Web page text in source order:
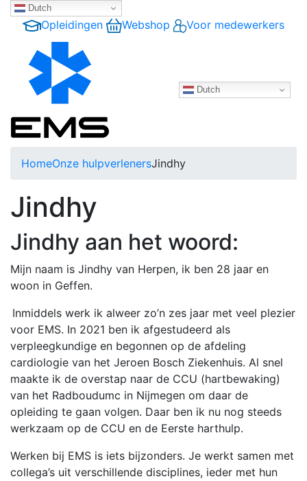
Dutch
Opleidingen Webshop Voor medewerkers
Dutch
HomeOnze hulpverlenersJindhy
Jindhy
Jindhy aan het woord:
Mijn naam is Jindhy van Herpen, ik ben 28 jaar en
woon in Geffen.
Inmiddels werk ik alweer zo’n zes jaar met veel plezier
voor EMS. In 2021 ben ik afgestudeerd als
verpleegkundige en begonnen op de afdeling
cardiologie van het Jeroen Bosch Ziekenhuis. Al snel
maakte ik de overstap naar de CCU (hartbewaking)
van het Radboudumc in Nijmegen om daar de
opleiding te gaan volgen. Daar ben ik nu nog steeds
werkzaam op de CCU en de Eerste harthulp.
Werken bij EMS is iets bijzonders. Je werkt samen met
collega’s uit verschillende disciplines, ieder met hun